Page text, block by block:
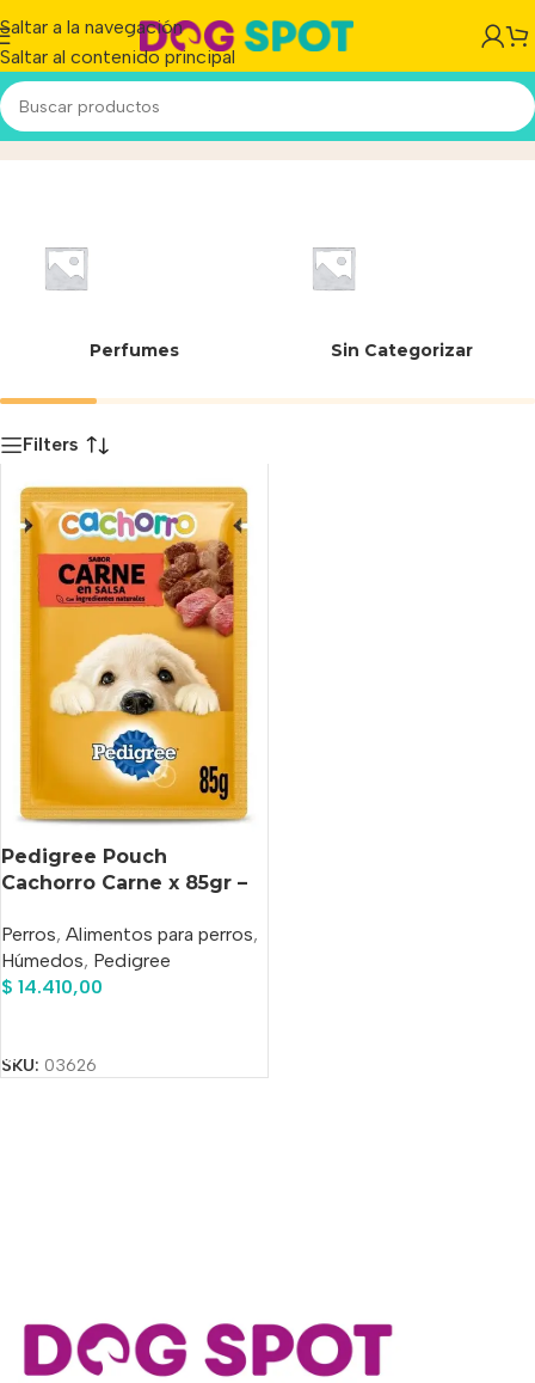
Saltar a la navegación
Saltar al contenido principal
37797453000469Inicio/Producto
Perfumes Sin Categorizar
Filters
Pedigree Pouch
Cachorro Carne x 85gr –
Perros, Alimentos para perros,
Húmedos, Pedigree
$ 14.410,00
SKU: 03626